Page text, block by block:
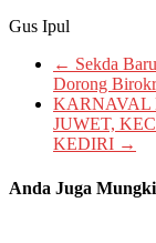
Gus Ipul
← Sekda
Dorong
KARNAVAL
JUWET,
KEDIRI →
Anda Juga